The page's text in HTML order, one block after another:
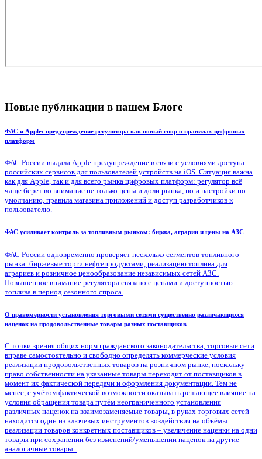
Новые публикации в нашем Блоге
ФАС и Apple: предупреждение регулятора как новый спор о правилах цифровых
платформ
ФАС России выдала Apple предупреждение в связи с условиями доступа
российских сервисов для пользователей устройств на iOS. Ситуация важна
как для Apple, так и для всего рынка цифровых платформ: регулятор всё
чаще берет во внимание не только цены и доли рынка, но и настройки по
умолчанию, правила магазина приложений и доступ разработчиков к
пользователю.
ФАС усиливает контроль за топливным рынком: биржа, аграрии и цены на АЗС
ФАС России одновременно проверяет несколько сегментов топливного
рынка: биржевые торги нефтепродуктами, реализацию топлива для
аграриев и розничное ценообразование независимых сетей АЗС.
Повышенное внимание регулятора связано с ценами и доступностью
топлива в период сезонного спроса.
О правомерности установления торговыми сетями существенно различающихся
наценок на продовольственные товары разных поставщиков
С точки зрения общих норм гражданского законодательства, торговые сети
вправе самостоятельно и свободно определять коммерческие условия
реализации продовольственных товаров на розничном рынке, поскольку
право собственности на указанные товары переходит от поставщиков в
момент их фактической передачи и оформления документации. Тем не
менее, с учётом фактической возможности оказывать решающее влияние на
условия обращения товара путём неограниченного установления
различных наценок на взаимозаменяемые товары, в руках торговых сетей
находится один из ключевых инструментов воздействия на объёмы
реализации товаров конкретных поставщиков – увеличение наценки на одни
товары при сохранении без изменений/уменьшении наценок на другие
аналогичные товары.